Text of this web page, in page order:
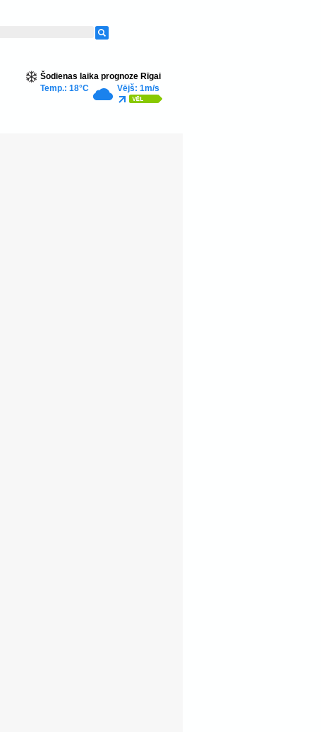
Šodienas laika prognoze Rīgai
Temp.: 18°C
Vējš: 1m/s